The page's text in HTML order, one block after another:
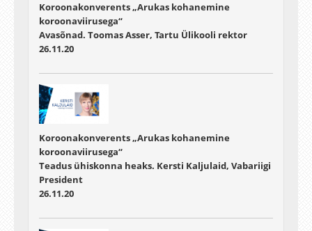
Koroonakonverents „Arukas kohanemine
koroonaviirusega“
Avasõnad. Toomas Asser, Tartu Ülikooli rektor
26.11.20
Koroonakonverents „Arukas kohanemine
koroonaviirusega“
Teadus ühiskonna heaks. Kersti Kaljulaid, Vabariigi
President
26.11.20